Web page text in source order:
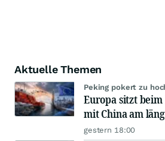
Aktuelle Themen
Peking pokert zu
Europa sitzt
mit China am
gestern 18:00